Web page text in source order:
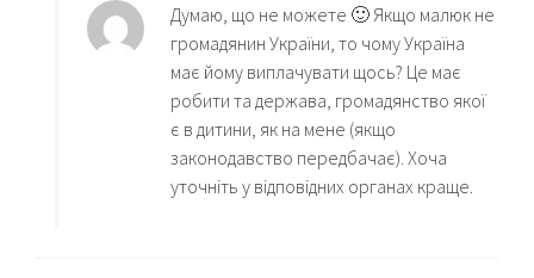
Думаю, що не можете 🙂 Якщо малюк не
громадянин України, то чому Україна
має йому виплачувати щось? Це має
робити та держава, громадянство якої
є в дитини, як на мене (якщо
законодавство передбачає). Хоча
уточніть у відповідних органах краще.